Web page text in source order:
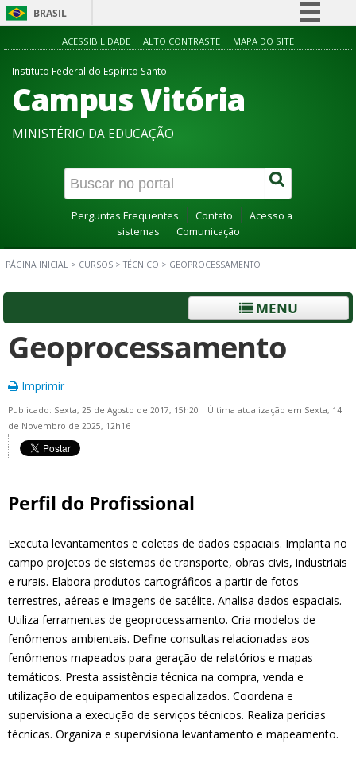
BRASIL
Simplifique!
Acesso à informação
Canais
ACESSIBILIDADE ALTO CONTRASTE MAPA DO SITE
Instituto Federal do Espírito Santo
Campus Vitória
MINISTÉRIO DA EDUCAÇÃO
Perguntas Frequentes Contato
Acesso a
sistemas
Comunicação
PÁGINA INICIAL > CURSOS >TÉCNICO > GEOPROCESSAMENTO
MENU
Geoprocessamento
Imprimir
Publicado: Sexta, 25 de Agosto de 2017, 15h20 | Última atualização em Sexta, 14
de Novembro de 2025, 12h16
Perfil do Profissional
Executa levantamentos e coletas de dados espaciais. Implanta no
campo projetos de sistemas de transporte, obras civis, industriais
e rurais. Elabora produtos cartográficos a partir de fotos
terrestres, aéreas e imagens de satélite. Analisa dados espaciais.
Utiliza ferramentas de geoprocessamento. Cria modelos de
fenômenos ambientais. Define consultas relacionadas aos
fenômenos mapeados para geração de relatórios e mapas
temáticos. Presta assistência técnica na compra, venda e
utilização de equipamentos especializados. Coordena e
supervisiona a execução de serviços técnicos. Realiza perícias
técnicas. Organiza e supervisiona levantamento e mapeamento.